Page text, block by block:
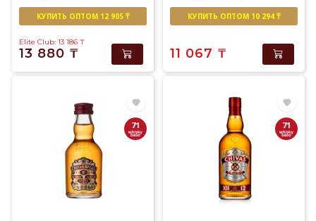
КУПИТЬ ОПТОМ 12 905 ₸
Elite Club: 13 186 ₸
13 880 ₸
КУПИТЬ ОПТОМ 10 294 ₸
11 067 ₸
71 71